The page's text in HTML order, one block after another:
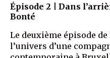
Épisode 2 | Dans
Bonté
Le deuxième épisode
l’univers d’une